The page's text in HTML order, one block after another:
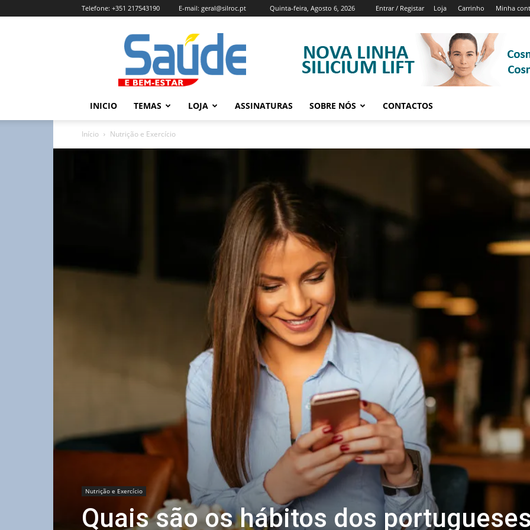
Quinta-feira, Agosto 6, 2026 Entrar / Registar Loja Carrinho Minha
Telefone: +351 217543190 E-mail: geral@silroc.pt
Revista
Saúde
e
Bem
Estar
Edição
INICIO TEMAS LOJA ASSINATURAS SOBRE NÓS CONTACTOS
Início Nutrição e Exercício
Nutrição e Exercício
Quais são os hábitos dos